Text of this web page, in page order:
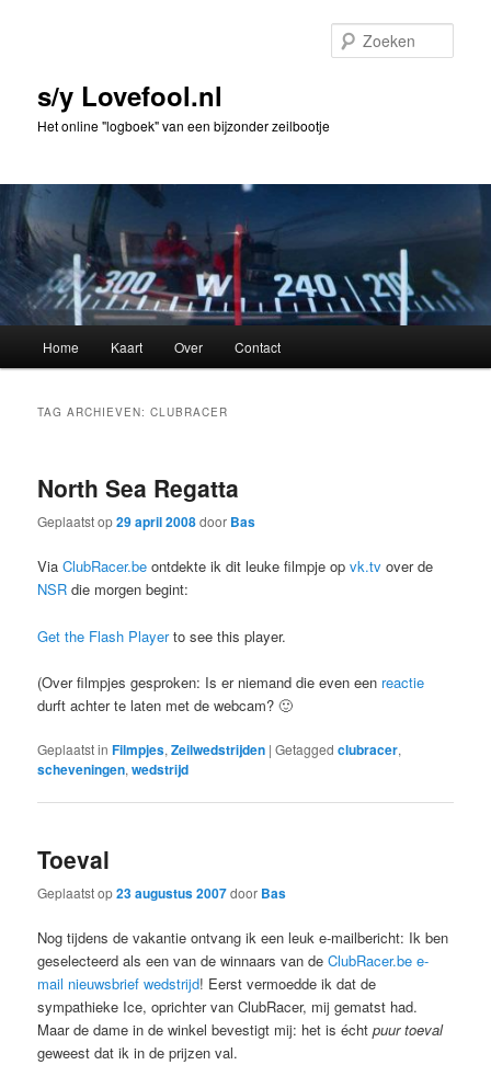
inhoud
inhouds/y Lovefool.nl
Het online "logboek" van een bijzonder zeilbootje
Home Kaart Over Contact
TAG ARCHIEVEN:CLUBRACER
North Sea Regatta
Geplaatst op29 april 2008door Bas
ViaClubRacer.be ontdekte ik dit leuke filmpje opvk.tv over de
NSR die morgen begint:
Get the Flash Playerto see this player.
(Over filmpjes gesproken: Is er niemand die even een reactie
durft achter te laten met de webcam? 🙂
Geplaatst in Filmpjes,Zeilwedstrijden |Getagged clubracer,
scheveningen,wedstrijd
Toeval
Geplaatst op23 augustus 2007door Bas
Nog tijdens de vakantie ontvang ik een leuk e-mailbericht: Ik ben
geselecteerd als een van de winnaars van deClubRacer.be e-
mail nieuwsbrief wedstrijd! Eerst vermoedde ik dat de
sympathieke Ice, oprichter van ClubRacer, mij gematst had.
Maar de dame in de winkel bevestigt mij: het is échtpuur toeval
geweest dat ik in de prijzen val.